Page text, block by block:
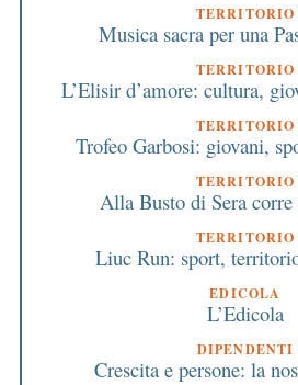
TERRITORIO
Musica sacra per una
TERRITORIO
L’Elisir d’amore: cultura,
TERRITORIO
Trofeo Garbosi: giovani,
TERRITORIO
Alla Busto di Sera corre
TERRITORIO
Liuc Run: sport,
EDICOLA
L’Edicola
DIPENDENTI
Crescita e persone: la